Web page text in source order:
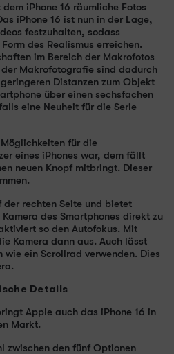
iPhone 16 räumliche Fotos
iPhone 16 ist nun in der Lage,
festzuhalten, sodass
des Realismus erreichen.
im Bereich der Makrofotos
Makrofotografie sind dadurch
Distanzen zum Objekt
über einen sechsfachen
eine Neuheit für die Serie
für die
eines iPhones war, dem fällt
neuen Knopf mitbringt. Dieser
rechten Seite und bietet
des Smartphones direkt zu
so den Autofokus. Mit
Kamera dann aus. Auch lässt
ein Scrollrad verwenden. Dies
Details
Apple auch das iPhone 16 in
Markt.
zwischen den fünf Optionen